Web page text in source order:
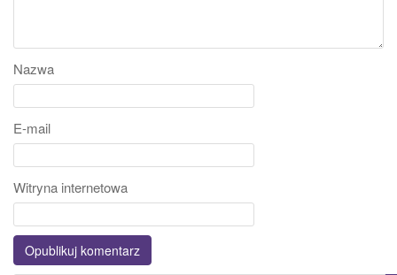
Nazwa
E-mail
Witryna internetowa